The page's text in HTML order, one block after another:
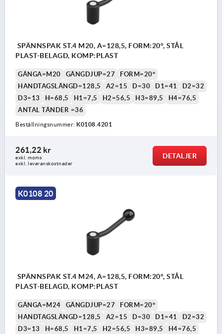
SPÄNNSPAK ST.4 M20, A=128,5, FORM:20°, STÅL
PLAST-BELAGD, KOMP:PLAST
GÄNGA=M20 GÄNGDJUP=27
FORM=20°
HANDTAGSLÄNGD=128,5
A2=15 D=30 D1=41
D2=32
D3=13
H=68,5 H1=7,5 H2=56,5 H3=89,5
H4=76,5
ANTAL TÄNDER =36
Beställningsnummer: K0108.4201
261,22 kr
exkl. moms
exkl. leveranskostnader
DETALJER
K0108 20
SPÄNNSPAK ST.4 M24, A=128,5, FORM:20°, STÅL
PLAST-BELAGD, KOMP:PLAST
GÄNGA=M24 GÄNGDJUP=27
FORM=20°
HANDTAGSLÄNGD=128,5
A2=15 D=30 D1=41
D2=32
D3=13
H=68,5 H1=7,5 H2=56,5 H3=89,5
H4=76,5